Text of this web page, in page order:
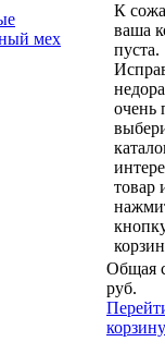
мех
К
ваша
пуста.
очень
товар
Общая
руб.
корзину